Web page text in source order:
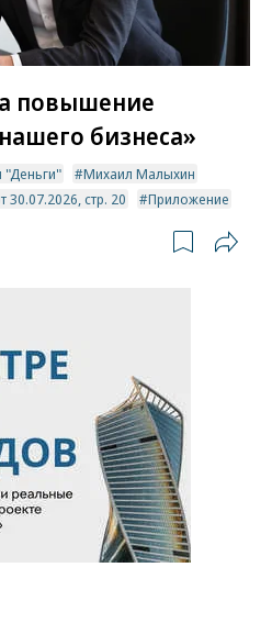
повышение
бизнеса»
"Деньги"
Михаил Малыхин
стр. 20
Приложение